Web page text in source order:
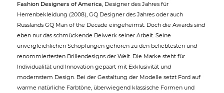
Fashion Designers of America, Designer des Jahres für
Herrenbekleidung (2008), GQ Designer des Jahres oder auch
Russlands GQ Man of the Decade eingeheimst. Doch die Awards sind
eben nur das schmückende Beiwerk seiner Arbeit. Seine
unvergleichlichen Schöpfungen gehören zu den beliebtesten und
renommiertesten Brillendesigns der Welt. Die Marke steht für
Individualität und Innovation gepaart mit Exklusivität und
modernstem Design. Bei der Gestaltung der Modelle setzt Ford auf
warme natürliche Farbtöne, überwiegend klassische Formen und